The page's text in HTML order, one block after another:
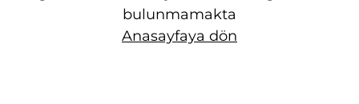
bulunmamakta
Anasayfaya dön